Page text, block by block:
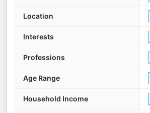
Location
Interests
Professions
Age Range
Household Income